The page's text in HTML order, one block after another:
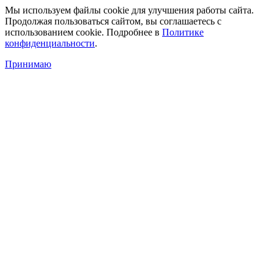
Мы используем файлы cookie для улучшения работы сайта.
Продолжая пользоваться сайтом, вы соглашаетесь с
использованием cookie. Подробнее в Политике
конфиденциальности.
Принимаю